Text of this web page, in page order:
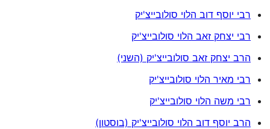
רבי יוסף דוב הלוי סולובייצ'יק
רבי יצחק זאב הלוי סולובייצ'יק
הרב יצחק זאב סולובייצ'יק (השני)
רבי מאיר הלוי סולובייצ'יק
רבי משה הלוי סולובייצ'יק
הרב יוסף דוב הלוי סולובייצ'יק (בוסטון)